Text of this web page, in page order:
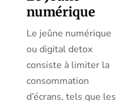
numérique
Le jeûne numérique
ou digital detox
consiste à limiter la
consommation
d’écrans, tels que les